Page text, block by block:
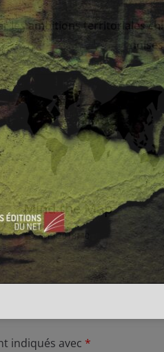
les ambitions territoriales chi
noises
Mind the Map
7 avril 2018
indiqués avec *